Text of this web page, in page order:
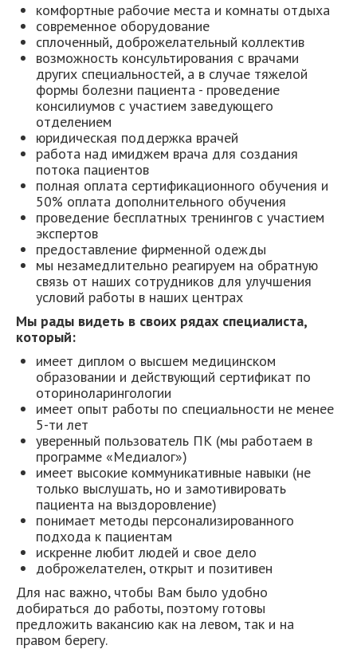
комфортные рабочие места и комнаты отдыха
современное оборудование
сплоченный, доброжелательный коллектив
возможность консультирования с врачами
других специальностей, а в случае тяжелой
формы болезни пациента - проведение
консилиумов с участием заведующего
отделением
юридическая поддержка врачей
работа над имиджем врача для создания
потока пациентов
полная оплата сертификационного обучения и
50% оплата дополнительного обучения
проведение бесплатных тренингов с участием
экспертов
предоставление фирменной одежды
мы незамедлительно реагируем на обратную
связь от наших сотрудников для улучшения
условий работы в наших центрах
Мы рады видеть в своих рядах специалиста,
который:
имеет диплом о высшем медицинском
образовании и действующий сертификат по
оториноларингологии
имеет опыт работы по специальности не менее
5-ти лет
уверенный пользователь ПК (мы работаем в
программе «Медиалог»)
имеет высокие коммуникативные навыки (не
только выслушать, но и замотивировать
пациента на выздоровление)
понимает методы персонализированного
подхода к пациентам
искренне любит людей и свое дело
доброжелателен, открыт и позитивен
Для нас важно, чтобы Вам было удобно
добираться до работы, поэтому готовы
предложить вакансию как на левом, так и на
правом берегу.